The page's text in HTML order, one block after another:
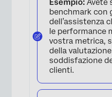
Esempio: Avete
benchmark con
dell’assistenza
le performance
vostra metrica,
della
soddisfazione
clienti.